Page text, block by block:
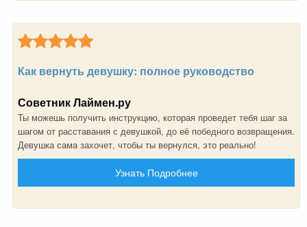
Как вернуть девушку: полное руководство
Советник Лаймен.ру
Ты можешь получить инструкцию, которая проведет тебя шаг за
шагом от расставания с девушкой, до её победного возвращения.
Девушка сама захочет, чтобы ты вернулся, это реально!
Узнать Подробнее